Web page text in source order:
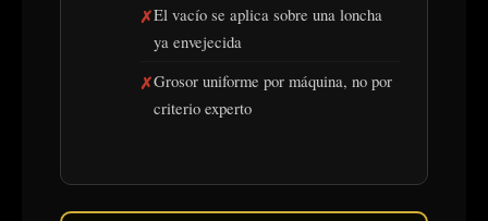
El vacío se aplica sobre una loncha
ya envejecida
Grosor uniforme por máquina, no por
criterio experto